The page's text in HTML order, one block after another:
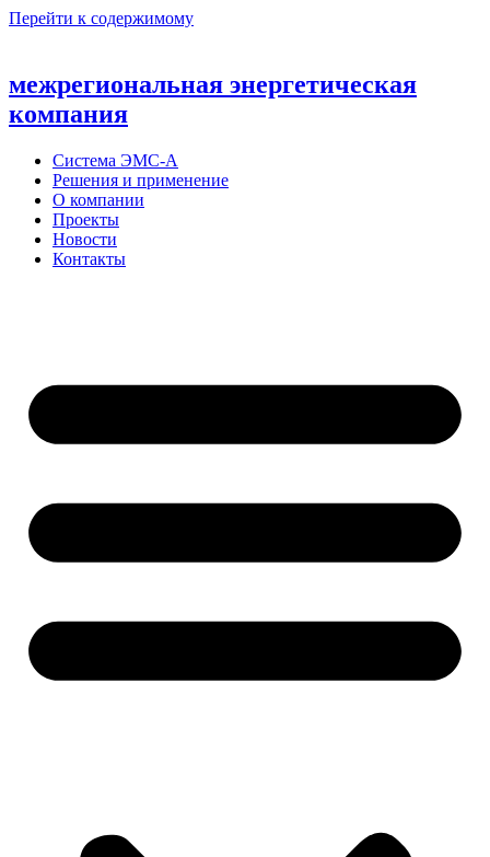
Перейти к содержимому
межрегиональная энергетическая
компания
Система ЭМС-А
Решения и применение
О компании
Проекты
Новости
Контакты